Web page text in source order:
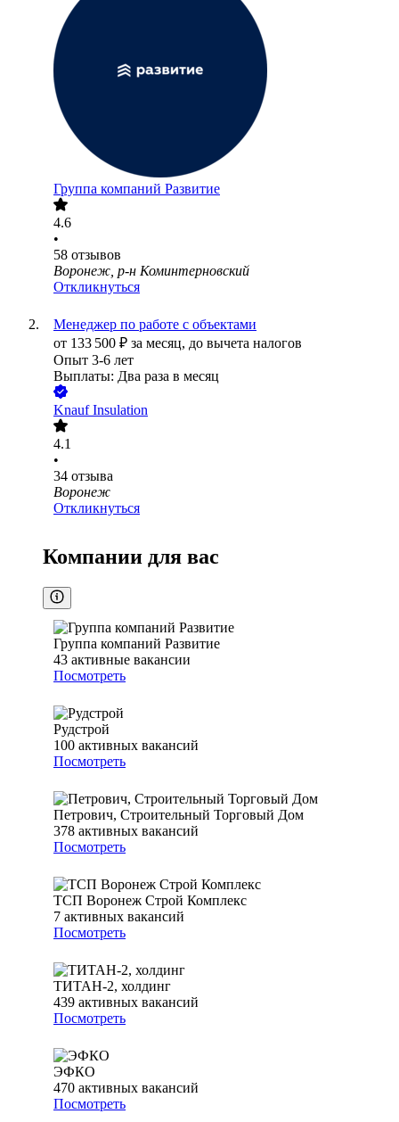
Группа компаний Развитие
4.6
•
58 отзывов
Воронеж, р-н Коминтерновский
Откликнуться
Менеджер по работе с объектами
от 133 500 ₽ за месяц, до вычета налогов
Опыт 3-6 лет
Выплаты: Два раза в месяц
Knauf Insulation
4.1
•
34 отзыва
Воронеж
Откликнуться
Компании для вас
Группа компаний Развитие
43 активные вакансии
Посмотреть
Рудстрой
100 активных вакансий
Посмотреть
Петрович, Строительный Торговый Дом
378 активных вакансий
Посмотреть
ТСП Воронеж Строй Комплекс
7 активных вакансий
Посмотреть
ТИТАН-2, холдинг
439 активных вакансий
Посмотреть
ЭФКО
470 активных вакансий
Посмотреть